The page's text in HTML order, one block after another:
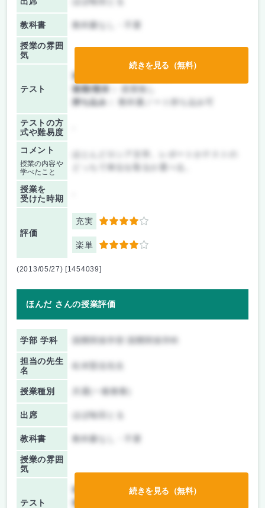
教科書 教科書なし・不要
授業の雰囲
気
テスト
前期/中間：
後期/期末：
授業無し
持ち込み：
教科書ノート持ち込み可
テストの方
式や難易度
コメント
授業の内容や
学べたこと
授業を
受けた時期
評価
充実 4
楽単 4
続きを見る（無料）
(2013/05/27) [1454039]
ほんだ さんの授業評価
学部 学科
担当の先生
名
授業種別 共通(一般教養)
出席 ほぼ毎回とる
教科書 教科書なし・不要
授業の雰囲
気
テスト
前期/中間：
テストのみ
後期/期末：
続きを見る（無料）